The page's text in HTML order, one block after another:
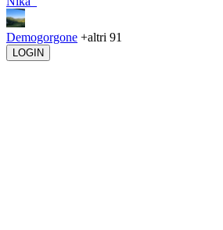
Demogorgone +altri 91
LOGIN